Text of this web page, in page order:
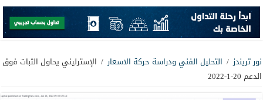
نور تريندز / التحليل الفني ودراسة حركة الاسعار / الإسترليني يحاول الثبات فوق
الدعم 20-1-2022